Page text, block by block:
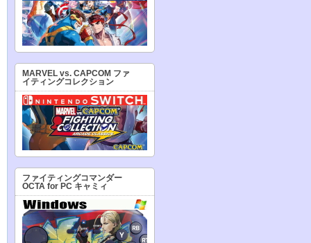
MARVEL vs. CAPCOM ファ
イティングコレクション
ファイティングコマンダー
OCTA for PC キャミィ